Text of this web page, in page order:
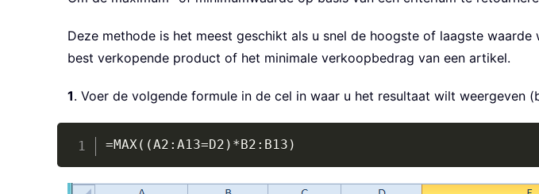
Deze methode is het meest geschikt als u snel de hoogste of laagste
best verkopende product of het minimale verkoopbedrag van een artikel.
1. Voer de volgende formule in de cel in waar u het resultaat wilt weergeven
=MAX((A2:A13=D2)*B2:B13)